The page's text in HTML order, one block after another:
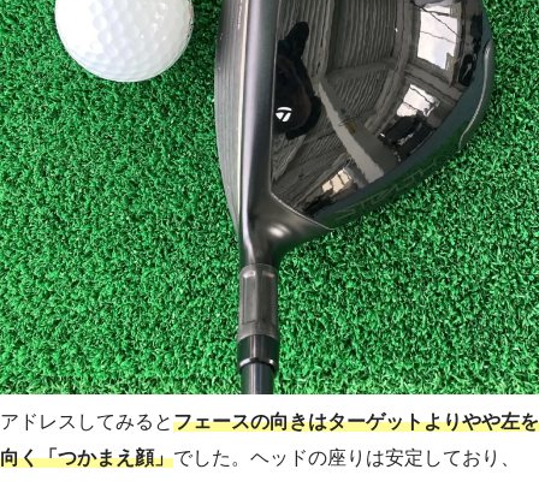
アドレスしてみるとフェースの向きはターゲットよりやや左を
向く「つかまえ顔」でした。ヘッドの座りは安定しており、